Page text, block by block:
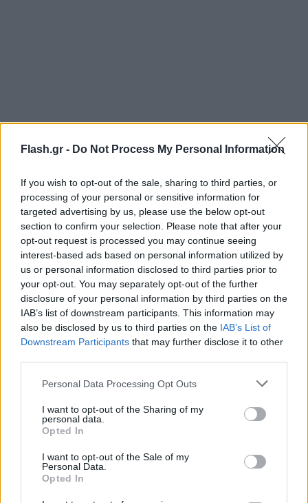
Flash.gr - Do Not Process My Personal Information
If you wish to opt-out of the sale, sharing to third parties, or
processing of your personal or sensitive information for
targeted advertising by us, please use the below opt-out
section to confirm your selection. Please note that after your
opt-out request is processed you may continue seeing
interest-based ads based on personal information utilized by
us or personal information disclosed to third parties prior to
your opt-out. You may separately opt-out of the further
disclosure of your personal information by third parties on the
IAB’s list of downstream participants. This information may
also be disclosed by us to third parties on the IAB’s List of
Downstream Participants that may further disclose it to other
Please note that this website/app uses one or more Google
not limited to your visit or usage behaviour. You may click to
grant or deny consent to Google and its third-party tags to
use your data for below specified purposes in below Google
consent section.
Personal Data Processing Opt Outs
I want to opt-out of the Sharing of my
personal data.
Opted In
I want to opt-out of the Sale of my
Personal Data.
Opted In
Στο σημείο επιχείρησαν συνολικά 30 πυροσβέστες
με 9 οχήματα, καθώς και δύο πεζοπόρα τμήματα